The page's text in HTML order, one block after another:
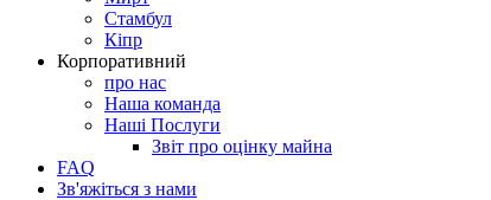
Стамбул
Кіпр
Корпоративний
про нас
Наша команда
Наші Послуги
Звіт про оцінку майна
FAQ
Зв'яжіться з нами